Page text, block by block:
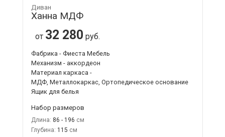
Диван
Ханна МДФ
от 32 280 руб.
Фабрика - Фиеста Мебель
Механизм - аккордеон
Материал каркаса -
МДФ, Металлокаркас, Ортопедическое основание
Ящик для белья
Набор размеров
Длина: 86 - 196
Глубина: 115